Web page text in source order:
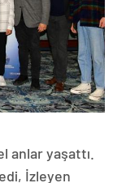
anlar yaşattı.
İzleyen